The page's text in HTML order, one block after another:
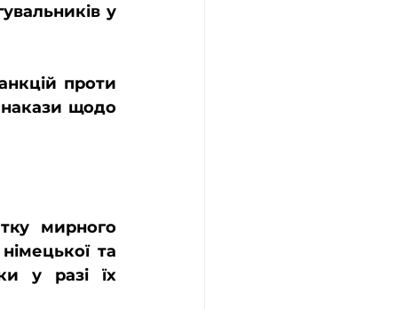
у
проти
накази щодо
мирного
та
у разі їх